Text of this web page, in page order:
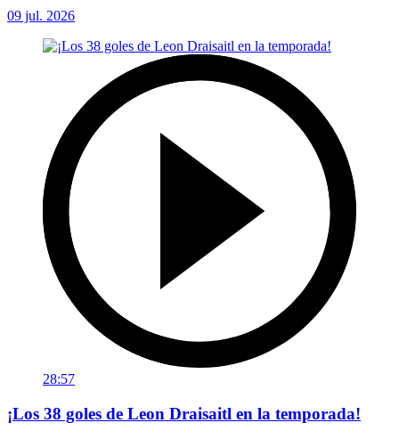
09 jul. 2026
28:57
¡Los 38 goles de Leon Draisaitl en la temporada!